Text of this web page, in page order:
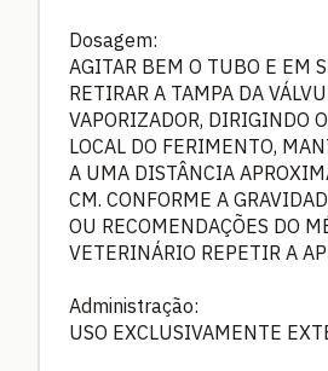
Dosagem:
AGITAR BEM O TUBO E EM
RETIRAR A TAMPA DA
VAPORIZADOR, DIRIGINDO
LOCAL DO FERIMENTO,
A UMA DISTÂNCIA
CM. CONFORME A
OU RECOMENDAÇÕES DO
VETERINÁRIO REPETIR A
Administração:
USO EXCLUSIVAMENTE